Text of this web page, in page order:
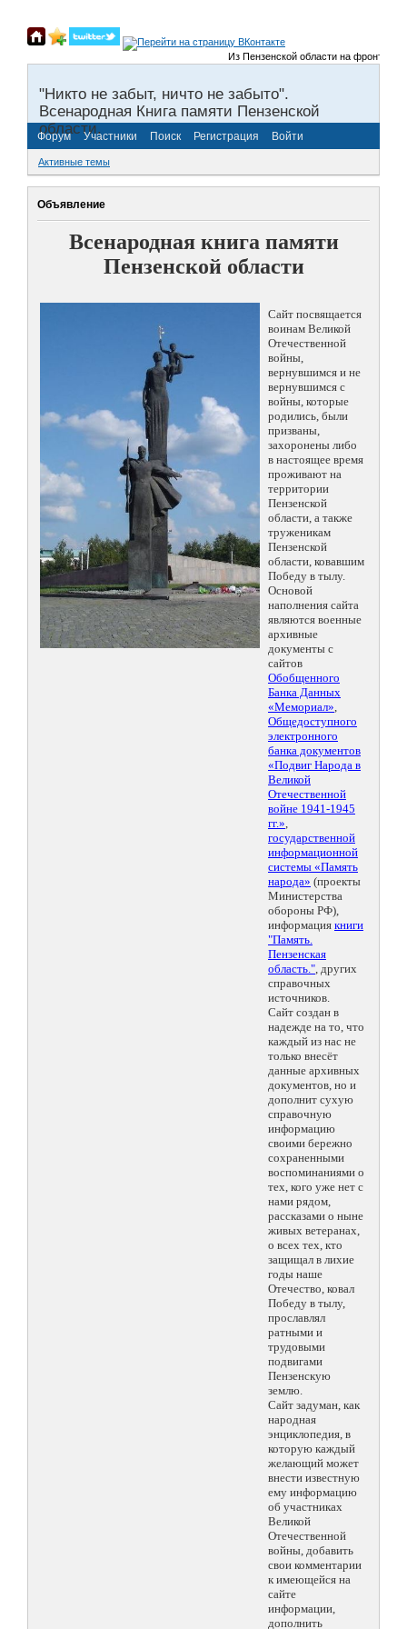
Из Пензенской области на фронты
"Никто не забыт, ничто не забыто".
Всенародная Книга памяти Пензенской
области.
Форум Участники Поиск Регистрация Войти
Активные темы
Объявление
Всенародная книга памяти
Пензенской области
Сайт посвящается
воинам Великой
Отечественной
войны,
вернувшимся и не
вернувшимся с
войны, которые
родились, были
призваны,
захоронены либо
в настоящее время
проживают на
территории
Пензенской
области, а также
труженикам
Пензенской
области, ковавшим
Победу в тылу.
Основой
наполнения сайта
являются военные
архивные
документы с
сайтов
Обобщенного
Банка Данных
«Мемориал»,
Общедоступного
электронного
банка документов
«Подвиг Народа в
Великой
Отечественной
войне 1941-1945
гг.»,
государственной
информационной
системы «Память
народа» (проекты
Министерства
обороны РФ),
информация книги
"Память.
Пензенская
область.", других
справочных
источников.
Сайт создан в
надежде на то, что
каждый из нас не
только внесёт
данные архивных
документов, но и
дополнит сухую
справочную
информацию
своими бережно
сохраненными
воспоминаниями о
тех, кого уже нет с
нами рядом,
рассказами о ныне
живых ветеранах,
о всех тех, кто
защищал в лихие
годы наше
Отечество, ковал
Победу в тылу,
прославлял
ратными и
трудовыми
подвигами
Пензенскую
землю.
Сайт задуман, как
народная
энциклопедия, в
которую каждый
желающий может
внести известную
ему информацию
об участниках
Великой
Отечественной
войны, добавить
свои комментарии
к имеющейся на
сайте
информации,
дополнить